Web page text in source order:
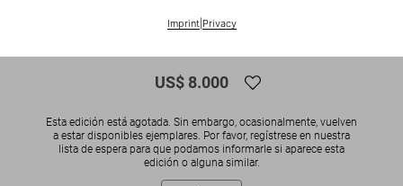
Imprint| Privacy
Mick Rock. David Bowie, Art Edition No.
US$ 8.000
Esta edición está agotada. Sin embargo, ocasionalmente, vuelven
a estar disponibles ejemplares. Por favor, regístrese en nuestra
lista de espera para que podamos informarle si aparece esta
edición o alguna similar.